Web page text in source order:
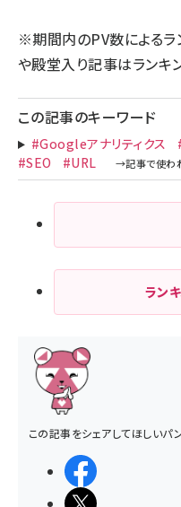
※期間内のPV数によるラ
や殿堂入り記事はランキ
この記事のキーワード
#Googleアナリティクス
#SEO
#URL
ラン
この記事をシェアしてほしいパン